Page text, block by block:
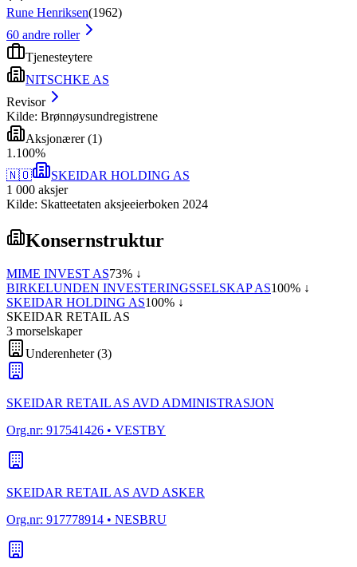
Rune Henriksen(1962)
60 andre roller
Tjenesteytere
NITSCHKE AS
Revisor
Kilde: Brønnøysundregistrene
Aksjonærer(1)
1 .100%
🇳🇴
SKEIDAR HOLDING AS
1 000 aksjer
Kilde: Skatteetaten aksjeeierboken 2024
Konsernstruktur
MIME INVEST AS73% ↓
BIRKELUNDEN INVESTERINGSSELSKAP AS100% ↓
SKEIDAR HOLDING AS100% ↓
SKEIDAR RETAIL AS
3 morselskaper
Underenheter(3)
SKEIDAR RETAIL AS AVD ADMINISTRASJON
Org.nr: 917541426 • VESTBY
SKEIDAR RETAIL AS AVD ASKER
Org.nr: 917778914 • NESBRU